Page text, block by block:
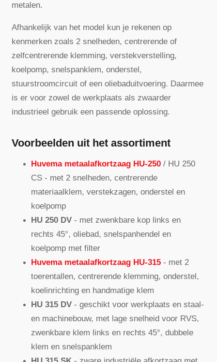
metalen.
Afhankelijk van het model kun je rekenen op
kenmerken zoals 2 snelheden, centrerende of
zelfcentrerende klemming, verstekverstelling,
koelpomp, snelspanklem, onderstel,
stuurstroomcircuit of een oliebaduitvoering. Daarmee
is er voor zowel de werkplaats als zwaarder
industrieel gebruik een passende oplossing.
Voorbeelden uit het assortiment
Huvema metaalafkortzaag HU-250 / HU 250
CS - met 2 snelheden, centrerende
materiaalklem, verstekzagen, onderstel en
koelpomp
HU 250 DV - met zwenkbare kop links en
rechts 45°, oliebad, snelspanhendel en
koelpomp met filter
Huvema metaalafkortzaag HU-315 - met 2
toerentallen, centrerende klemming, onderstel,
koelinrichting en handmatige klem
HU 315 DV - geschikt voor werkplaats en staal-
en machinebouw, met lage snelheid voor RVS,
zwenkbare klem links en rechts 45°, dubbele
klem en snelspanklem